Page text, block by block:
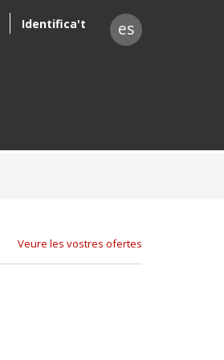
Identifica't es
Veure les vostres ofertes